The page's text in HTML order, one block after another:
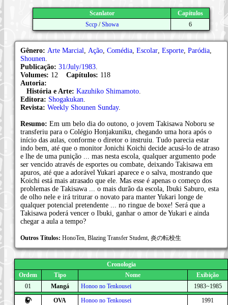
Scanlator
Capítulos
Sccp/Showa 6
Gênero: Arte Marcial Ação Comédia Escolar Esporte Paródia
Shounen
Publicação: 31/July/1983
Volumes: 12 Capítulos: 118
Autoria:
História e Arte: Kazuhiko Shimamoto
Editora: Shogakukan
Revista: Weekly Shounen Sunday.
Resumo: Em um belo dia do outono, o jovem Takisawa Noboru se
transferiu para o Colégio Honjakuniku, chegando uma hora após o
início das aulas, conforme o diretor o instruiu. Tudo parecia estar
indo bem, até que o monitor Jonichi Koichi decide acusá-lo de atraso
e lhe de uma punição ... mas nesta escola, qualquer argumento pode
ser vencido através de esportes ou combate, deixando Takisawa em
apuros, até que a adorável Yukari aparece e o salva, mostrando que
Koichi está mais atrasado que ele. Mas esse é apenas o começo dos
problemas de Takisawa ... o mais durão da escola, Ibuki Saburo, esta
de olho nele e irá triturar o novato para manter Yukari longe de
qualquer potencial pretendente ... no ringue de boxe! Será que a
Takisawa poderá vencer o Ibuki, ganhar o amor de Yukari e ainda
chegar a aula a tempo?
Outros Títulos: HonoTen, Blazing Transfer Student, 炎の転校生
Cronologia
Ordem
Tipo Nome
Exibição
01
Mangá Honoo no Tenkousei
1983~1985
OVA
Honoo no Tenkousei 1991